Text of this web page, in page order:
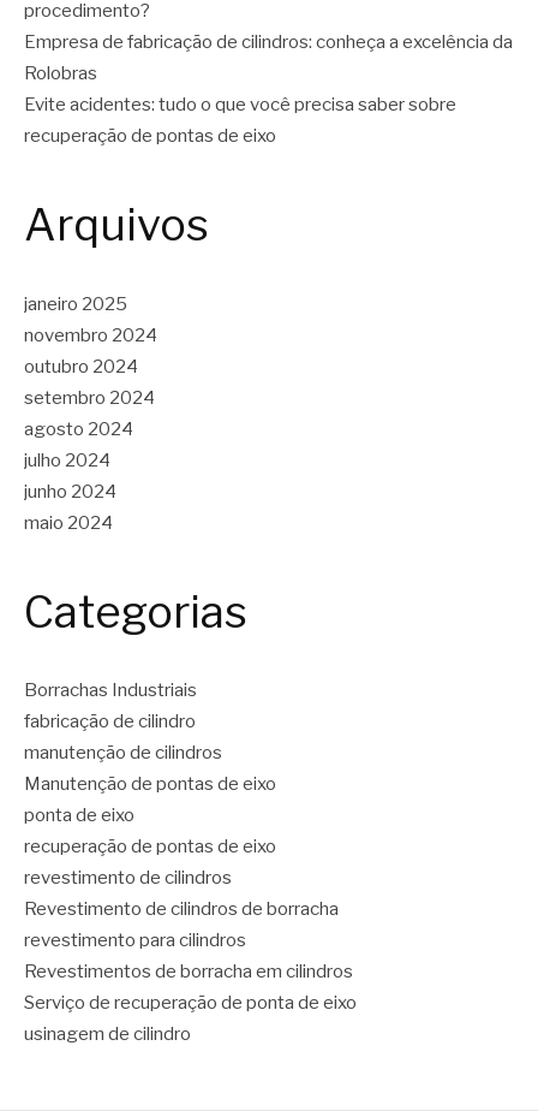
procedimento?
Empresa de fabricação de cilindros: conheça a excelência da
Rolobras
Evite acidentes: tudo o que você precisa saber sobre
recuperação de pontas de eixo
Arquivos
janeiro 2025
novembro 2024
outubro 2024
setembro 2024
agosto 2024
julho 2024
junho 2024
maio 2024
Categorias
Borrachas Industriais
fabricação de cilindro
manutenção de cilindros
Manutenção de pontas de eixo
ponta de eixo
recuperação de pontas de eixo
revestimento de cilindros
Revestimento de cilindros de borracha
revestimento para cilindros
Revestimentos de borracha em cilindros
Serviço de recuperação de ponta de eixo
usinagem de cilindro